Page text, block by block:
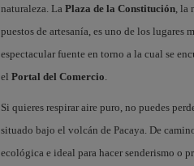
naturaleza. La Plaza de la Constitución, la
puestos de artesanía, es uno de los
espectacular fuente en torno a la cual se
el Portal del Comercio.
Si quieres respirar aire puro, no puedes
situado bajo el volcán de Pacaya. De
ecológica e ideal para hacer senderismo o